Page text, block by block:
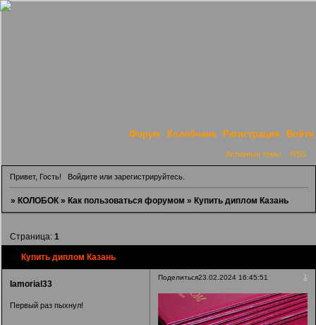
Форум Колобчане Регистрация Войти
Активные темы RSS
Привет, Гость! Войдитеили зарегистрируйтесь.
»КОЛОБОК »Как пользоваться форумом »Купить диплом Казань
Купить диплом Казань
Страница:1
Поделиться 1
23.02.2024 16:45:51
Iamorial33
Первый раз пыхнул!